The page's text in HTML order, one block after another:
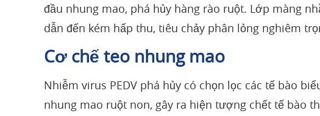
đầu nhung mao, phá hủy hàng rào ruột. Lớp màng
dẫn đến kém hấp thu, tiêu chảy phân lỏng nghiêm
Cơ chế teo nhung mao
Nhiễm virus PEDV phá hủy có chọn lọc các tế bào
nhung mao ruột non, gây ra hiện tượng chết tế bào